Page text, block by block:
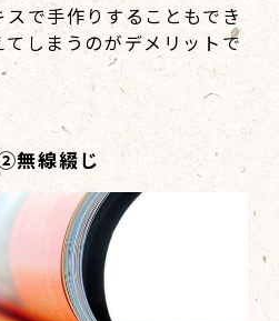
で手作りすることもでき
しまうのがデメリットで
無線綴じ